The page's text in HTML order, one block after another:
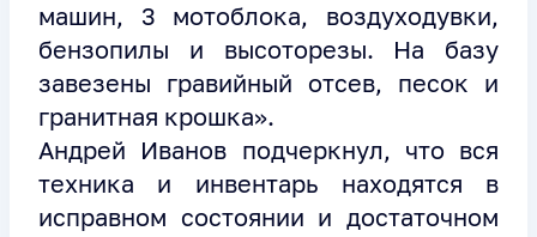
машин, 3 мотоблока, воздуходувки,
бензопилы и высоторезы. На базу
завезены гравийный отсев, песок и
гранитная крошка».
Андрей Иванов подчеркнул, что вся
техника и инвентарь находятся в
исправном состоянии и достаточном